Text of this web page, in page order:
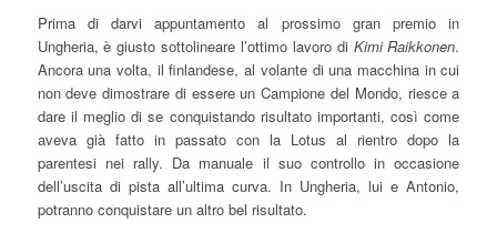
Prima di darvi appuntamento al prossimo gran premio in
Ungheria, è giusto sottolineare l’ottimo lavoro di Kimi Raikkonen.
Ancora una volta, il finlandese, al volante di una macchina in cui
non deve dimostrare di essere un Campione del Mondo, riesce a
dare il meglio di se conquistando risultato importanti, così come
aveva già fatto in passato con la Lotus al rientro dopo la
parentesi nei rally. Da manuale il suo controllo in occasione
dell’uscita di pista all’ultima curva. In Ungheria, lui e Antonio,
potranno conquistare un altro bel risultato.